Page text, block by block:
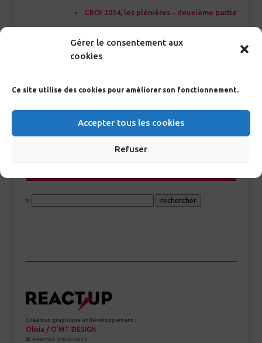
Gérer le consentement aux
cookies
Ce site utilise des cookies pour améliorer son fonctionnement.
Accepter tous les cookies
Refuser
CROI 2024, les plénières – deuxième partie
IAS 2023 : d’autres sessions, morceaux
>
Création graphique et développement :
Olivia / O’MT DESIGN
© Reactup 2020-2023